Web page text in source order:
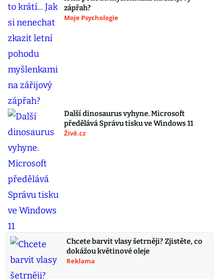
zápřah?
Moje Psychologie
Další dinosaurus vyhyne. Microsoft
předělává Správu tisku ve Windows 11
Živě.cz
Chcete barvit vlasy šetrněji? Zjistěte, co
dokážou květinové oleje
Reklama